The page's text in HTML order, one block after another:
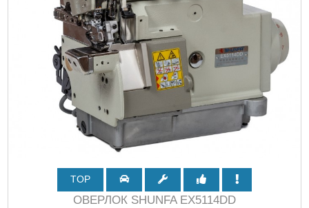
TOP
ОВЕРЛОК SHUNFA EX5114DD